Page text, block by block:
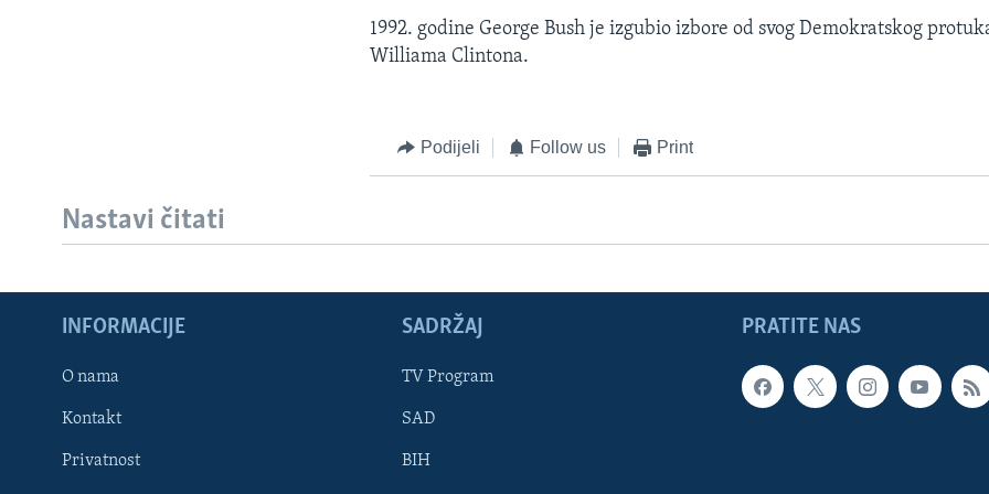
Learning English
1992. godine George Bush je izgubio izbore od svog Demokratskog
Williama Clintona.
Podijeli Follow us Print
Nastavi čitati
PRATITE NAS
INFORMACIJE
O nama
Kontakt
Privatnost
SADRŽAJ
TV Program
SAD
BIH